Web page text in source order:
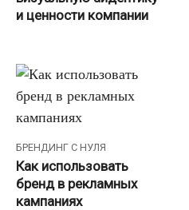
и ценности компании
БРЕНДИНГ С НУЛЯ
Как использовать
бренд в рекламных
кампаниях